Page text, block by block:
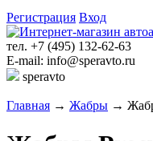
Регистрация Вход
тел. +7 (495) 132-62-63
E-mail: info@speravto.ru
speravto
Главная → Жабры →